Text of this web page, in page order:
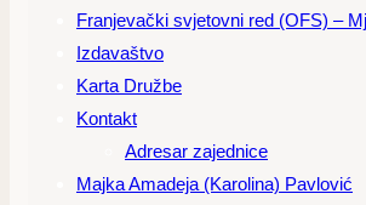
Franjevački svjetovni red (OFS) –
Izdavaštvo
Karta Družbe
Kontakt
Adresar zajednice
Majka Amadeja (Karolina) Pavlović